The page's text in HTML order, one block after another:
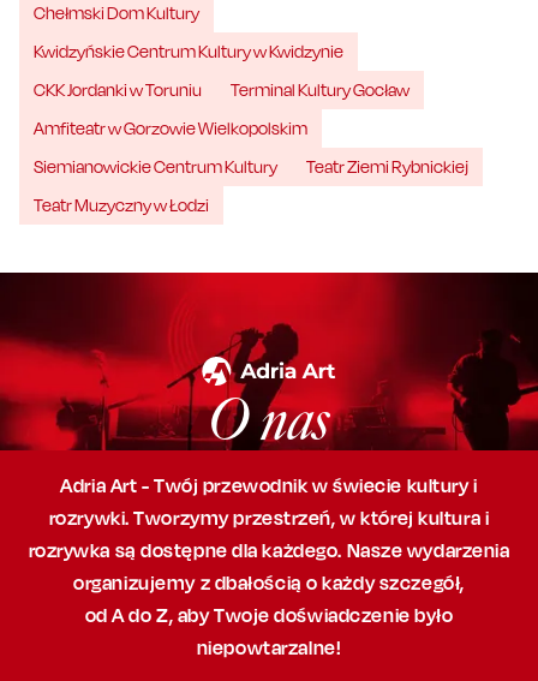
Chełmski Dom Kultury
Kwidzyńskie Centrum Kultury w Kwidzynie
CKK Jordanki w Toruniu
Terminal Kultury Gocław
Amfiteatr w Gorzowie Wielkopolskim
Siemianowickie Centrum Kultury
Teatr Ziemi Rybnickiej
Teatr Muzyczny w Łodzi
O nas
Adria Art - Twój przewodnik w świecie kultury i
rozrywki. Tworzymy przestrzeń,w której kultura i
rozrywka są dostępne dla każdego. Nasze wydarzenia
organizujemy z dbałością o każdy szczegół,
od A do Z, abyTwoje doświadczenie było
niepowtarzalne!